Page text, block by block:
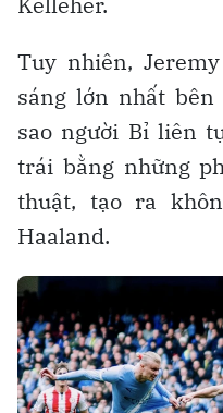
Tuy nhiên,
sáng lớn nhất
sao người Bỉ liên
trái bằng những
thuật, tạo ra
Haaland.